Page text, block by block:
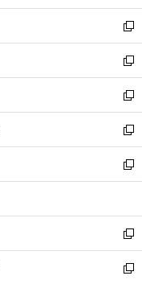
開
く
ウ
で
開
く
ン
ド
ウ
で
開
く
ウ
ィ
ン
ド
ウ
で
開
く
新
し
い
ウ
ィ
ン
ド
ウ
で
開
新
し
い
ウ
ィ
ン
ド
ウ
開
く
新
し
い
ウ
ィ
ン
ウ
で
開
く
新
し
い
ウ
ン
ド
ウ
で
新
し
ウ
ィ
ン
ド
新
し
い
新